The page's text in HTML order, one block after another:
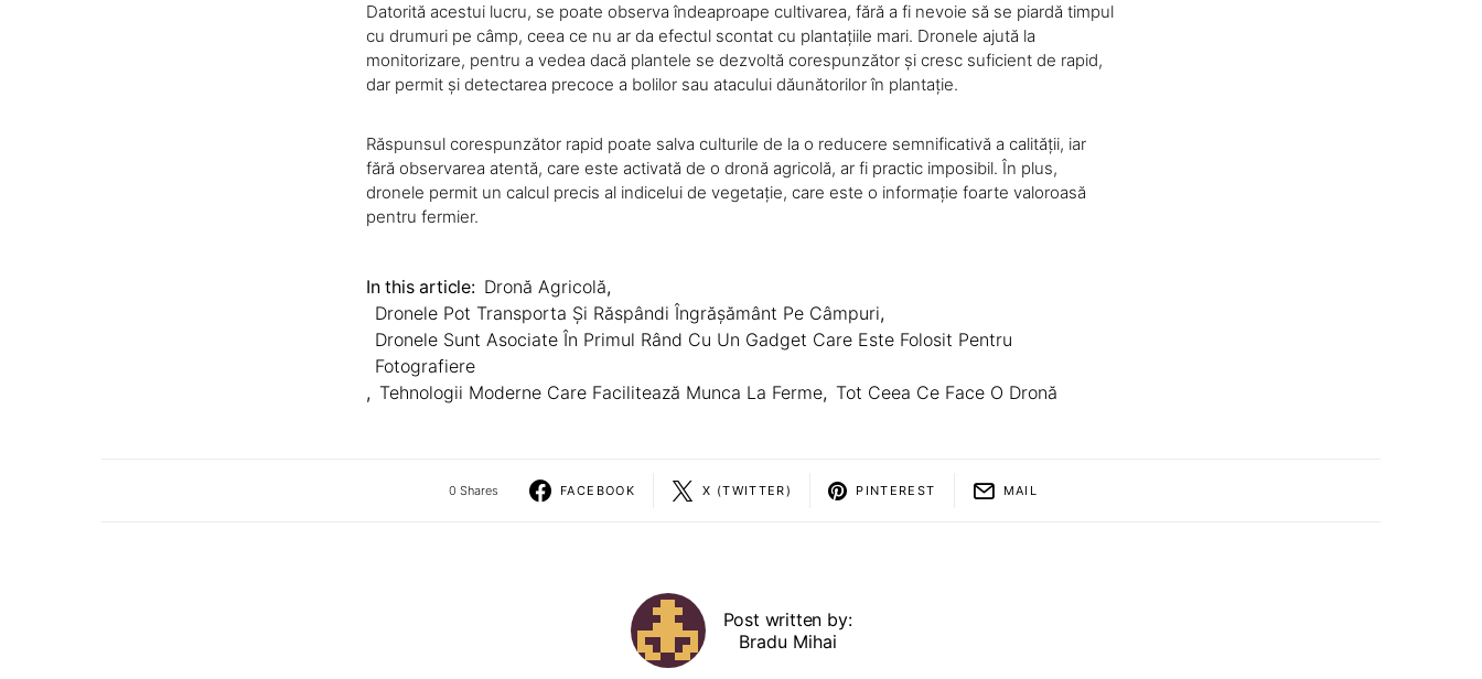
Datorită acestui lucru, se poate observa îndeaproape cultivarea, fără a fi nevoie să se piardă timpul
cu drumuri pe câmp, ceea ce nu ar da efectul scontat cu plantațiile mari. Dronele ajută la
monitorizare, pentru a vedea dacă plantele se dezvoltă corespunzător și cresc suficient de rapid,
dar permit și detectarea precoce a bolilor sau atacului dăunătorilor în plantație.
Răspunsul corespunzător rapid poate salva culturile de la o reducere semnificativă a calității, iar
fără observarea atentă, care este activată de o dronă agricolă, ar fi practic imposibil. În plus,
dronele permit un calcul precis al indicelui de vegetație, care este o informație foarte valoroasă
pentru fermier.
In this article: Dronă Agricolă,
Dronele Pot Transporta Și Răspândi Îngrășământ Pe Câmpuri,
Dronele Sunt Asociate În Primul Rând Cu Un Gadget Care Este Folosit Pentru
Fotografiere
, Tehnologii Moderne Care Facilitează Munca La Ferme, Tot Ceea Ce Face O Dronă
0 Shares FACEBOOK X (TWITTER) PINTEREST MAIL
Post written by:
Bradu Mihai